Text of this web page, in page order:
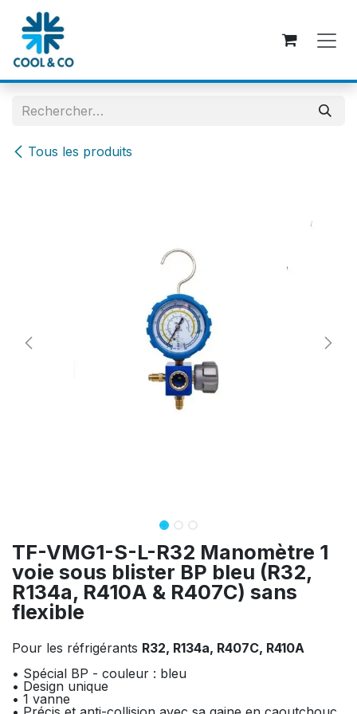
Se rendre au contenu
Tous les produits
TF-VMG1-S-L-R32 Manomètre 1
voie sous blister BP bleu (R32,
R134a, R410A & R407C) sans
flexible
Pour les réfrigérants R32, R134a, R407C, R410A
• Spécial BP - couleur : bleu
• Design unique
• 1 vanne